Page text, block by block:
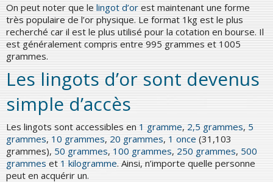
On peut noter que le lingot d’or est maintenant une forme
très populaire de l’or physique. Le format 1kg est le plus
recherché car il est le plus utilisé pour la cotation en bourse. Il
est généralement compris entre 995 grammes et 1005
grammes.
Les lingots d’or sont devenus
simple d’accès
Les lingots sont accessibles en 1 gramme, 2,5 grammes, 5
grammes, 10 grammes, 20 grammes, 1 once (31,103
grammes), 50 grammes, 100 grammes, 250 grammes, 500
grammes et 1 kilogramme. Ainsi, n’importe quelle personne
peut en acquérir un.